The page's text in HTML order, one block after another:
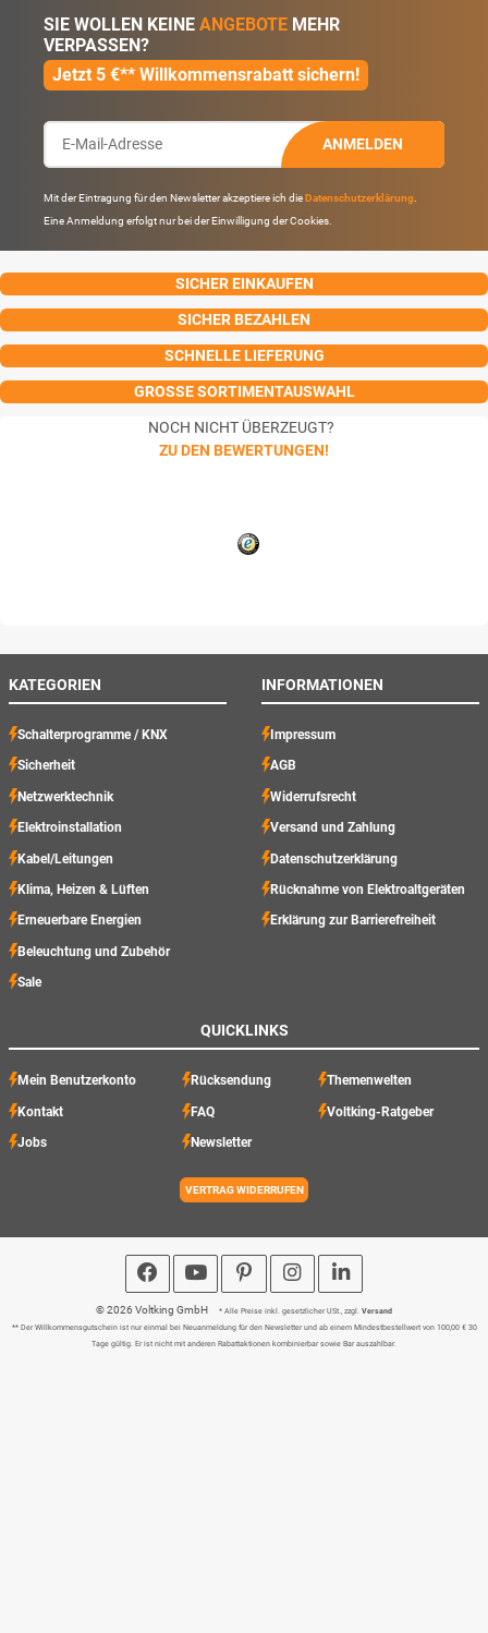
SIE WOLLEN KEINE ANGEBOTE MEHR
VERPASSEN?
Jetzt 5 €** Willkommensrabatt sichern!
ANMELDEN
Mit der Eintragung für den Newsletter akzeptiere ich dieDatenschutzerklärung
Eine Anmeldung erfolgt nur bei der Einwilligung der Cookies.
SICHER EINKAUFEN
SICHER BEZAHLEN
SCHNELLE LIEFERUNG
GROSSE SORTIMENTAUSWAHL
NOCH NICHT ÜBERZEUGT?
ZU DEN BEWERTUNGEN!
KATEGORIEN
Schalterprogramme / KNX
Sicherheit
Netzwerktechnik
Elektroinstallation
Kabel/Leitungen
Klima, Heizen & Lüften
Erneuerbare Energien
Beleuchtung und Zubehör
Sale
INFORMATIONEN
Impressum
AGB
Widerrufsrecht
Versand und Zahlung
Datenschutzerklärung
Rücknahme von Elektroaltgeräten
Erklärung zur Barrierefreiheit
QUICKLINKS
Mein Benutzerkonto Rücksendung Themenwelten
Kontakt FAQ Voltking-Ratgeber
Jobs Newsletter
VERTRAG WIDERRUFEN
© 2026 Voltking GmbH * Alle Preise inkl. gesetzlicher USt., zzgl. Versand
** Der Willkommensgutschein ist nur einmal bei Neuanmeldung für den Newsletter und ab einem Mindestbestellwert von 100,00 € 30
Tage gültig. Er ist nicht mit anderen Rabattaktionen kombinierbar sowie Bar auszahlbar.